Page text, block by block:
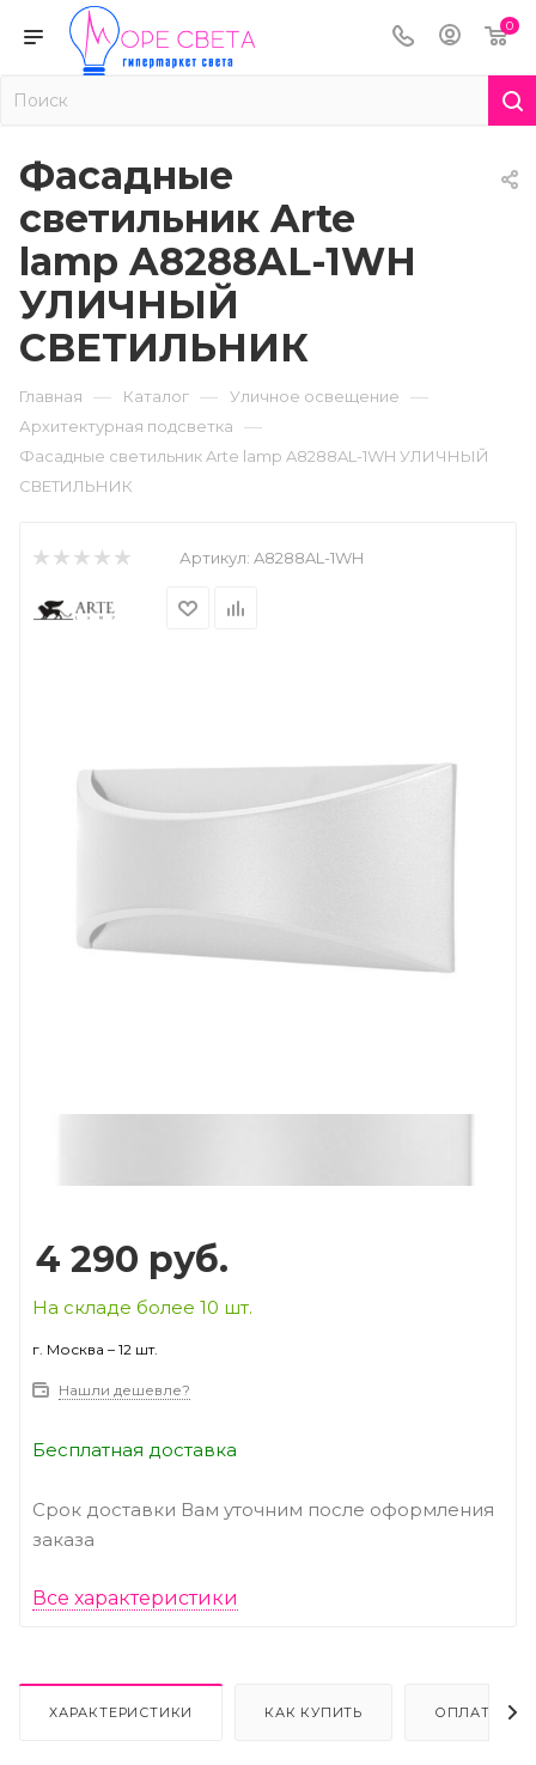
0
Фасадные
светильник Arte
lamp A8288AL-1WH
УЛИЧНЫЙ
СВЕТИЛЬНИК
Главная — Каталог — Уличное освещение —
Архитектурная подсветка —
Фасадные светильник Arte lamp A8288AL-1WH УЛИЧНЫЙ
СВЕТИЛЬНИК
Артикул: A8288AL-1WH
4 290 руб.
На складе более 10 шт.
г. Москва – 12 шт.
Нашли дешевле?
Бесплатная доставка
Срок доставки Вам уточним после оформления
заказа
Все характеристики
ХАРАКТЕРИСТИКИ КАК КУПИТЬ ОПЛАТА